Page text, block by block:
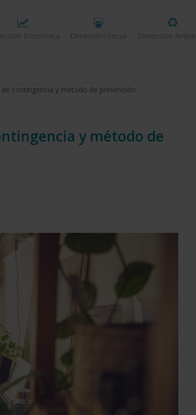
Económica Dimensión Social Dimensión
contingencia y método de prevención
y método de